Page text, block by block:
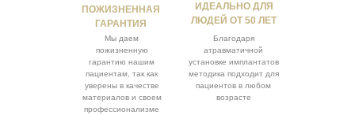
СМОТРЕТЬ ВИДЕО
ПРЕЗЕНТАЦИЮ
ТЕХНОЛОГИИ
ПОЖИЗНЕННАЯ
ГАРАНТИЯ
Мы даем
пожизненную
гарантию нашим
пациентам, так как
уверены в качестве
материалов и своем
профессионализме
Благодаря
атравматичной
установке имплантатов
методика подходит для
пациентов в любом
возрасте
ИДЕАЛЬНО ДЛЯ
ЛЮДЕЙ ОТ 50 ЛЕТ